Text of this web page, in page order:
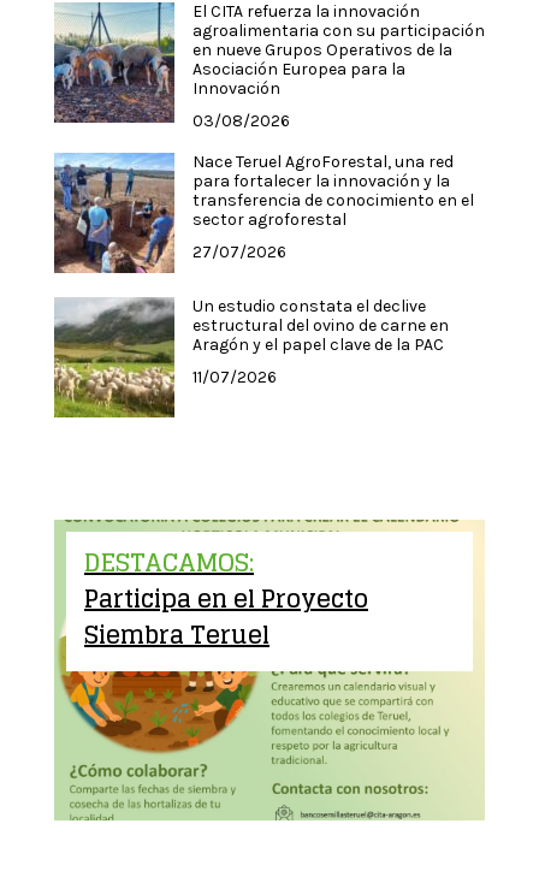
El CITA refuerza la innovación
agroalimentaria con su participación
en nueve Grupos Operativos de la
Asociación Europea para la
Innovación
03/08/2026
Nace Teruel AgroForestal, una red
para fortalecer la innovación y la
transferencia de conocimiento en el
sector agroforestal
27/07/2026
Un estudio constata el declive
estructural del ovino de carne en
Aragón y el papel clave de la PAC
11/07/2026
DESTACAMOS:
Participa en el Proyecto
Siembra Teruel